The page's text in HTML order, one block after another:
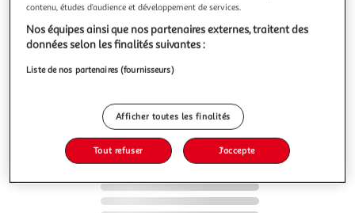
Livr. ou retrait dès 1/2 jours
A partir de 3,00€ - Retrait offert dès 35€
Bientôt dispo !
contenu, études d’audience et développement de services.
Nos équipes ainsi que nos partenaires externes, traitent des
données selon les finalités suivantes :
Liste de nos partenaires (fournisseurs)
Afficher toutes les finalités
Tout refuser J'accepte